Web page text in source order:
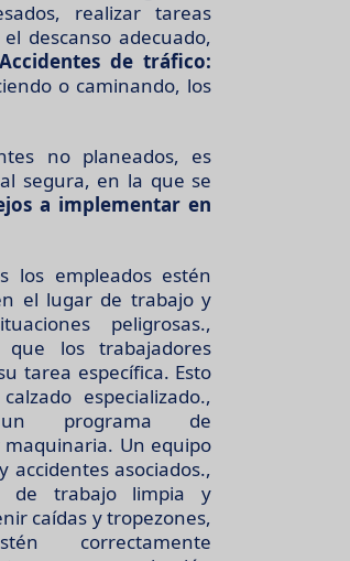
realizar tareas
descanso adecuado,
Accidentes de tráfico:
o caminando, los
no planeados, es
segura, en la que se
a implementar en
los empleados estén
el lugar de trabajo y
peligrosas.,
que los trabajadores
tarea específica. Esto
especializado.,
programa de
Un equipo
asociados.,
de trabajo limpia y
caídas y tropezones,
correctamente